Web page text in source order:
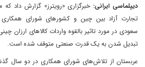
دیپلماسی ایرانی: خبرگزاری «رویترز» گزارش داد که
تجارت آزاد بین چین و کشورهای شورای همکاری
سعودی در مورد تاثیر بالقوه واردات کالا‌های ارزان
تبدیل شدن به یک قدرت صنعتی متوقف شده است.
عربستان از تلاش‌های شورای همکاری در دو سال